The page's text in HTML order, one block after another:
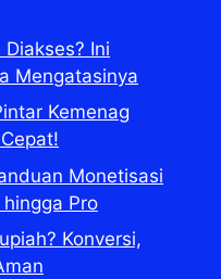
Ini
Mengatasinya
Kemenag
Monetisasi
Pro
Konversi,